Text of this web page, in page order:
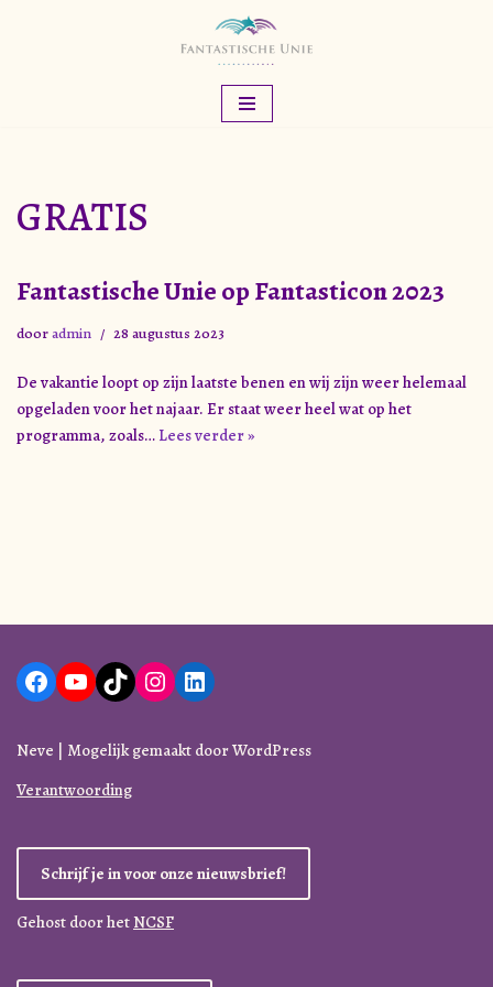
GRATIS
Fantastische Unie op Fantasticon 2023
dooradmin 28 augustus 2023
De vakantie loopt op zijn laatste benen en wij zijn weer helemaal
opgeladen voor het najaar. Er staat weer heel wat op het
programma, zoals… Lees verder »
Neve | Mogelijk gemaakt doorWordPress
Verantwoording
Schrijf je in voor onze nieuwsbrief!
Gehost door hetNCSF